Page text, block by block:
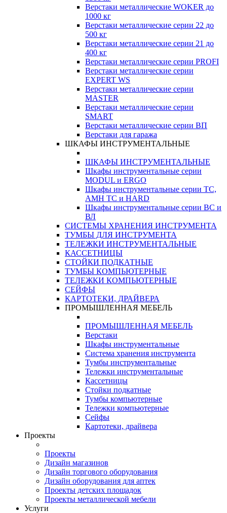
Верстаки металлические WOKER до
1000 кг
Верстаки металлические серии 22 до
500 кг
Верстаки металлические серии 21 до
400 кг
Верстаки металлические серии PROFI
Верстаки металлические серии
EXPERT WS
Верстаки металлические серии
MASTER
Верстаки металлические серии
SMART
Верстаки металлические серии ВП
Верстаки для гаража
ШКАФЫ ИНСТРУМЕНТАЛЬНЫЕ
ШКАФЫ ИНСТРУМЕНТАЛЬНЫЕ
Шкафы инструментальные серии
MODUL и ERGO
Шкафы инструментальные серии ТС,
АМН ТС и HARD
Шкафы инструментальные серии ВС и
ВЛ
СИСТЕМЫ ХРАНЕНИЯ ИНСТРУМЕНТА
ТУМБЫ ДЛЯ ИНСТРУМЕНТА
ТЕЛЕЖКИ ИНСТРУМЕНТАЛЬНЫЕ
КАССЕТНИЦЫ
СТОЙКИ ПОДКАТНЫЕ
ТУМБЫ КОМПЬЮТЕРНЫЕ
ТЕЛЕЖКИ КОМПЬЮТЕРНЫЕ
СЕЙФЫ
КАРТОТЕКИ, ДРАЙВЕРА
ПРОМЫШЛЕННАЯ МЕБЕЛЬ
ПРОМЫШЛЕННАЯ МЕБЕЛЬ
Верстаки
Шкафы инструментальные
Система хранения инструмента
Тумбы инструментальные
Тележки инструментальные
Кассетницы
Стойки подкатные
Тумбы компьютерные
Тележки компьютерные
Сейфы
Картотеки, драйвера
Проекты
Проекты
Дизайн магазинов
Дизайн торгового оборудования
Дизайн оборудования для аптек
Проекты детских площадок
Проекты металлической мебели
Услуги